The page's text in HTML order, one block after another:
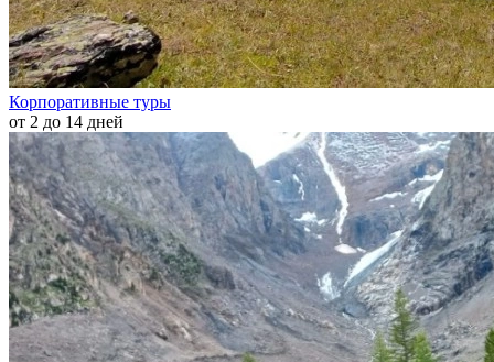
Корпоративные туры
от 2 до 14 дней